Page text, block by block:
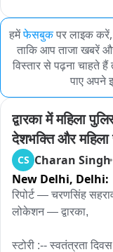
हमेंफेसबुकपर लाइक करें,
ताकि आप ताजा खबरें
विस्तार से पढ़ना चाहते हैं
पाए अपने
द्वारका में महिला
देशभक्ति और
CS Charan Singh
New Delhi, Delhi:
रिपोर्ट — चरणसिंह
लोकेशन — द्वारका,
स्टोरी :-- स्वतंत्रता